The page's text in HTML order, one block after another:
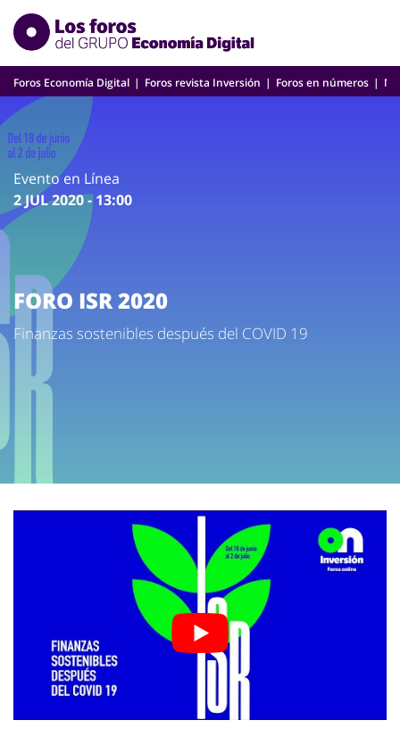
Skip
content
Foros Economía Digital Foros revista Inversión Foros en números
Evento en Línea
2 JUL 2020 - 13:00
FORO ISR 2020
Finanzas sostenibles después del COVID 19